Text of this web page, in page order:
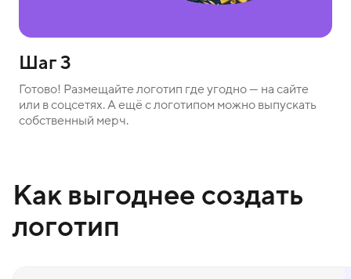
Шаг 3
Готово! Размещайте логотип где угодно — на сайте
или в соцсетях. А ещё с логотипом можно выпускать
собственный мерч.
Как выгоднее создать
логотип